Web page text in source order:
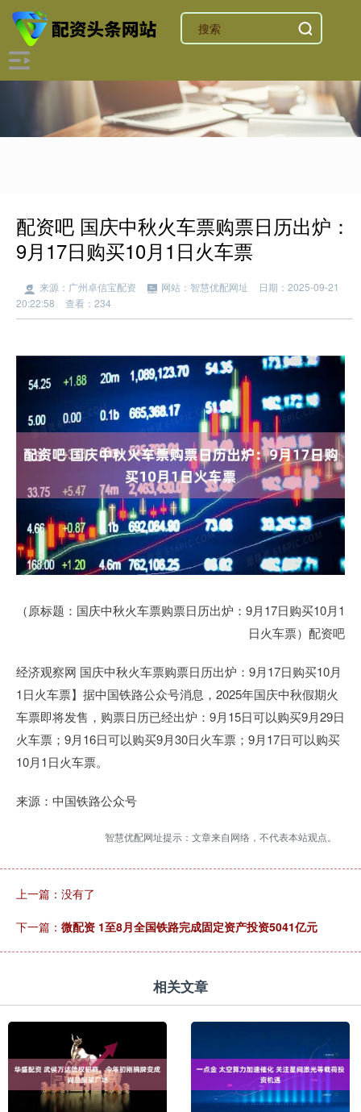
配资吧 国庆中秋火车票购票日历出炉：
9月17日购买10月1日火车票
来源：广州卓信宝配资 网站：智慧优配网址
日期：2025-09-21
20:22:58
查看：234
（原标题：国庆中秋火车票购票日历出炉：9月17日购买10月1
日火车票）配资吧
经济观察网 国庆中秋火车票购票日历出炉：9月17日购买10月
1日火车票】据中国铁路公众号消息，2025年国庆中秋假期火
车票即将发售，购票日历已经出炉：9月15日可以购买9月29日
火车票；9月16日可以购买9月30日火车票；9月17日可以购买
10月1日火车票。
来源：中国铁路公众号
智慧优配网址提示：文章来自网络，不代表本站观点。
上一篇：没有了
下一篇： 微配资 1至8月全国铁路完成固定资产投资5041亿元
相关文章